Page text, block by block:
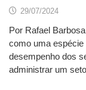
29/07/2024
Por Rafael
como uma
desempenho dos
administrar um